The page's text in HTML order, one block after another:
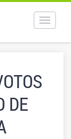
Toggle
DE